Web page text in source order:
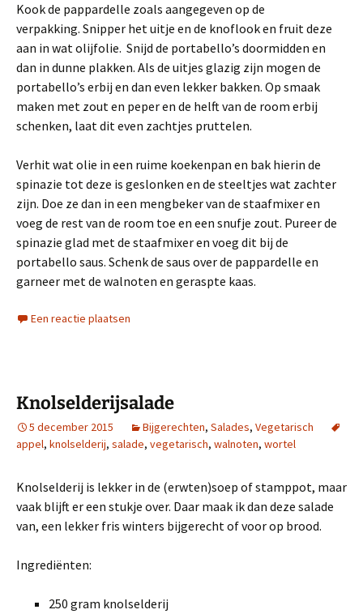
Kook de pappardelle zoals aangegeven op de
verpakking. Snipper het uitje en de knoflook en fruit deze
aan in wat olijfolie. Snijd de portabello’s doormidden en
dan in dunne plakken. Als de uitjes glazig zijn mogen de
portabello’s erbij en dan even lekker bakken. Op smaak
maken met zout en peper en de helft van de room erbij
schenken, laat dit even zachtjes pruttelen.
Verhit wat olie in een ruime koekenpan en bak hierin de
spinazie tot deze is geslonken en de steeltjes wat zachter
zijn. Doe ze dan in een mengbeker van de staafmixer en
voeg de rest van de room toe en een snufje zout. Pureer de
spinazie glad met de staafmixer en voeg dit bij de
portabello saus. Schenk de saus over de pappardelle en
garneer met de walnoten en geraspte kaas.
Een reactie plaatsen
Knolselderijsalade
5 december 2015 Bijgerechten, Salades, Vegetarisch
appel, knolselderij, salade, vegetarisch, walnoten, wortel
Knolselderij is lekker in de (erwten)soep of stamppot, maar
vaak blijft er een stukje over. Daar maak ik dan deze salade
van, een lekker fris winters bijgerecht of voor op brood.
Ingrediënten:
250 gram knolselderij